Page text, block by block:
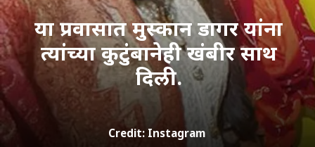
या प्रवासात मुस्कान डागर यांना
त्यांच्या कुटुंबानेही खंबीर साथ
दिली.
Credit: Instagram